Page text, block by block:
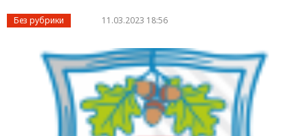
Без рубрики 11.03.2023 18:56